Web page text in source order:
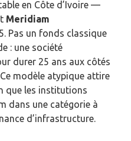
en Côte d’Ivoire —
Meridiam
Pas un fonds classique
: une société
durer 25 ans aux côtés
modèle atypique attire
que les institutions
dans une catégorie à
d’infrastructure.